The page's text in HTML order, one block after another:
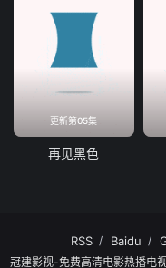
更新第05集
再见黑色
RSS Baidu
冠建影视-免费高清电影热播电